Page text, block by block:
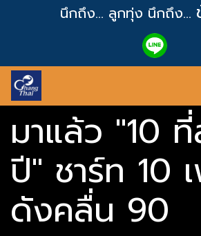
นึกถึง... ลูกทุ่ง นึกถึง...
มาแล้ว "10
ปี" ชาร์ท 10
ดังคลื่น 90